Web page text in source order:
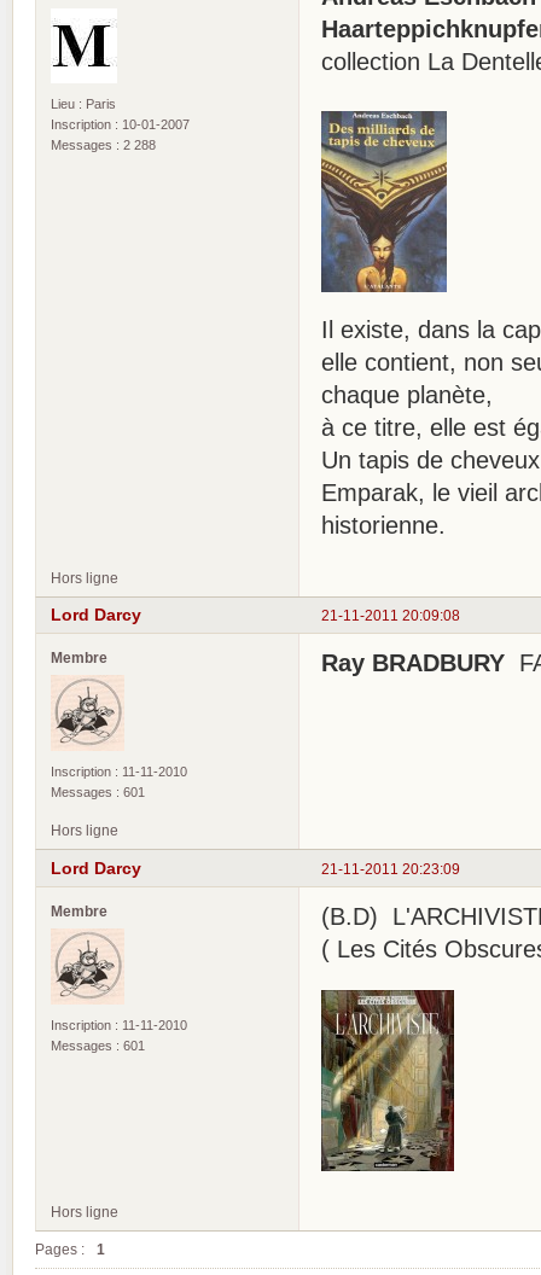
Lieu : Paris
Inscription : 10-01-2007
Messages : 2 288
collection La
Il existe, dans la
elle contient, non
chaque planète,
à ce titre, elle est
Un tapis de
Emparak, le vieil
historienne.
Hors ligne
21-11-2011 20:09:08
Lord Darcy
Membre
Inscription : 11-11-2010
Messages : 601
Ray BRADBURY
Hors ligne
21-11-2011 20:23:09
Lord Darcy
Membre
Inscription : 11-11-2010
Messages : 601
(B.D)
( Les Cités
Hors ligne
Pages : 1